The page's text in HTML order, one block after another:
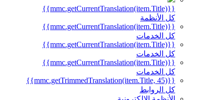
{{mmc.getCurrentTranslation(item.Title)}}
كل الأنظمة
{{mmc.getCurrentTranslation(item.Title)}}
كل الخدمات
{{mmc.getCurrentTranslation(item.Title)}}
كل الخدمات
{{mmc.getCurrentTranslation(item.Title)}}
كل الخدمات
{{mmc.getTrimmedTranslation(item.Title, 45)}}
كل الروابط